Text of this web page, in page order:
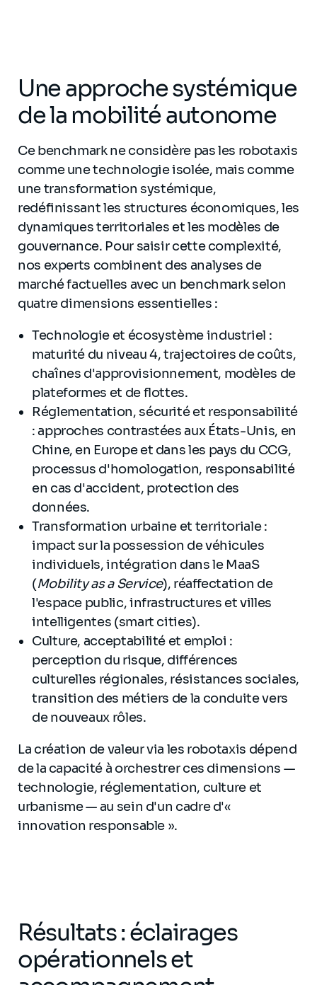
Une approche systémique
de la mobilité autonome
Ce benchmark ne considère pas les robotaxis
comme une technologie isolée, mais comme
une transformation systémique,
redéfinissant les structures économiques, les
dynamiques territoriales et les modèles de
gouvernance. Pour saisir cette complexité,
nos experts combinent des analyses de
marché factuelles avec un benchmark selon
quatre dimensions essentielles :
Technologie et écosystème industriel :
maturité du niveau 4, trajectoires de coûts,
chaînes d'approvisionnement, modèles de
plateformes et de flottes.
Réglementation, sécurité et responsabilité
: approches contrastées aux États-Unis, en
Chine, en Europe et dans les pays du CCG,
processus d'homologation, responsabilité
en cas d'accident, protection des
données.
Transformation urbaine et territoriale :
impact sur la possession de véhicules
individuels, intégration dans le MaaS
(Mobility as a Service), réaffectation de
l'espace public, infrastructures et villes
intelligentes (smart cities).
Culture, acceptabilité et emploi :
perception du risque, différences
culturelles régionales, résistances sociales,
transition des métiers de la conduite vers
de nouveaux rôles.
La création de valeur via les robotaxis dépend
de la capacité à orchestrer ces dimensions —
technologie, réglementation, culture et
urbanisme — au sein d'un cadre d'«
innovation responsable ».
Résultats : éclairages
opérationnels et